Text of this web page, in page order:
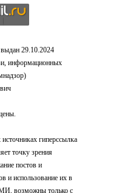
29.10.2024
информационных
гиперссылка
точку зрения
постов и
и использование их в
возможны только с